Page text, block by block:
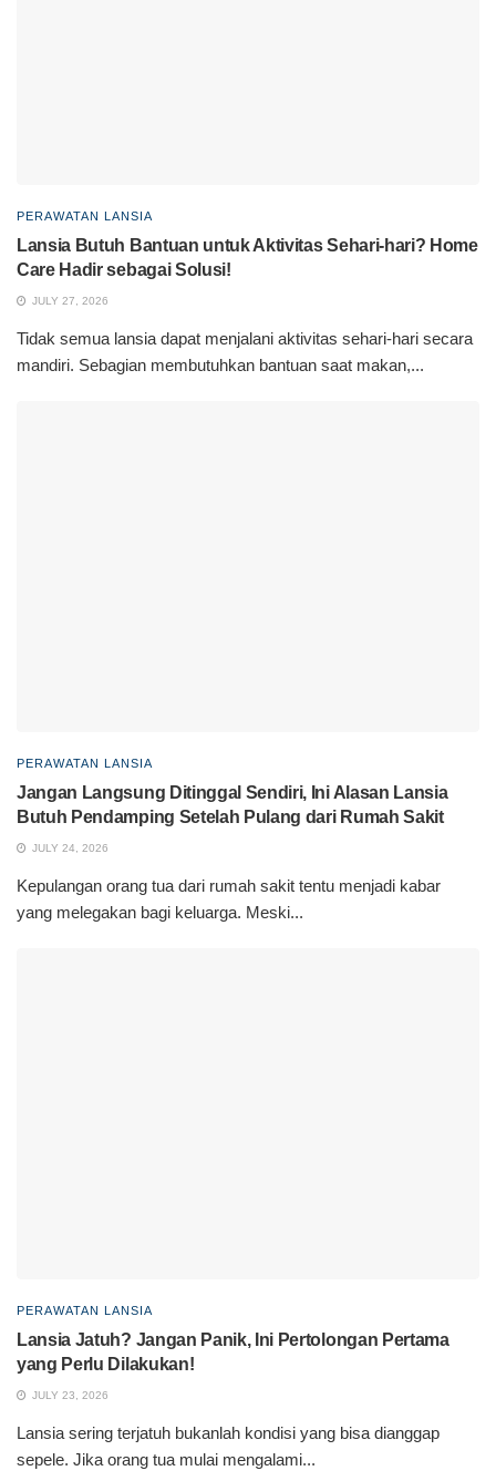
PERAWATAN LANSIA
Lansia Butuh Bantuan untuk Aktivitas Sehari-hari? Home
Care Hadir sebagai Solusi!
JULY 27, 2026
Tidak semua lansia dapat menjalani aktivitas sehari-hari secara
mandiri. Sebagian membutuhkan bantuan saat makan,...
PERAWATAN LANSIA
Jangan Langsung Ditinggal Sendiri, Ini Alasan Lansia
Butuh Pendamping Setelah Pulang dari Rumah Sakit
JULY 24, 2026
Kepulangan orang tua dari rumah sakit tentu menjadi kabar
yang melegakan bagi keluarga. Meski...
PERAWATAN LANSIA
Lansia Jatuh? Jangan Panik, Ini Pertolongan Pertama
yang Perlu Dilakukan!
JULY 23, 2026
Lansia sering terjatuh bukanlah kondisi yang bisa dianggap
sepele. Jika orang tua mulai mengalami...